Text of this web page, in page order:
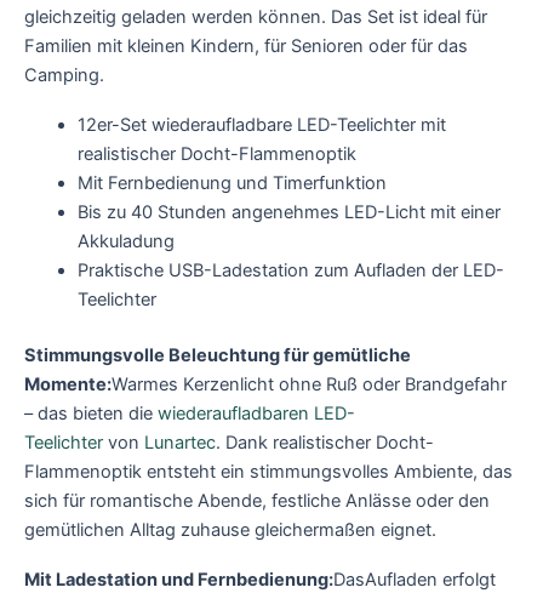
gleichzeitig geladen werden können. Das Set ist ideal für
Familien mit kleinen Kindern, für Senioren oder für das
Camping.
12er-Set wiederaufladbare LED-Teelichter mit
realistischer Docht-Flammenoptik
Mit Fernbedienung und Timerfunktion
Bis zu 40 Stunden angenehmes LED-Licht mit einer
Akkuladung
Praktische USB-Ladestation zum Aufladen der LED-
Teelichter
Stimmungsvolle Beleuchtung für gemütliche
Momente:Warmes Kerzenlicht ohne Ruß oder Brandgefahr
– das bieten die wiederaufladbaren LED-
Teelichter von Lunartec. Dank realistischer Docht-
Flammenoptik entsteht ein stimmungsvolles Ambiente, das
sich für romantische Abende, festliche Anlässe oder den
gemütlichen Alltag zuhause gleichermaßen eignet.
Mit Ladestation und Fernbedienung:DasAufladen erfolgt